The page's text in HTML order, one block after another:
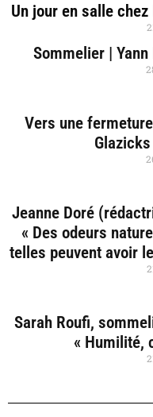
Un jour en salle
Sommelier |
Vers une
Jeanne Doré
« Des odeurs
telles peuvent avoir
Sarah Roufi,
« Humilité,